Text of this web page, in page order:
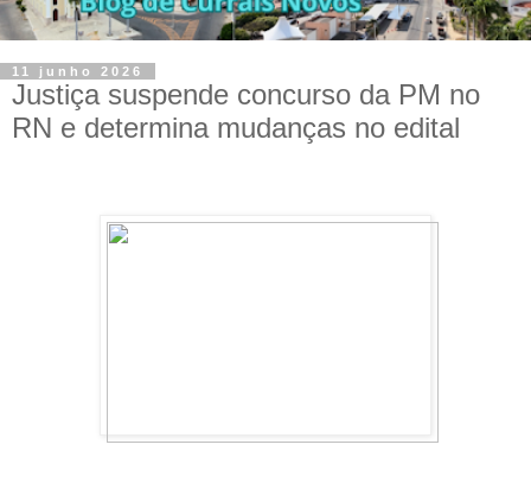
11 junho 2026
Justiça suspende concurso da PM no
RN e determina mudanças no edital